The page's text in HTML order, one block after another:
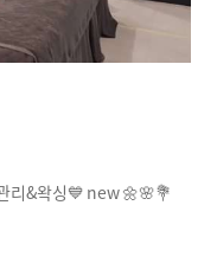
리&왁싱💙 new 🌼🌸💐